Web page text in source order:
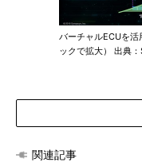
バーチャルECUを活
ックで拡大） 出典
関連記事